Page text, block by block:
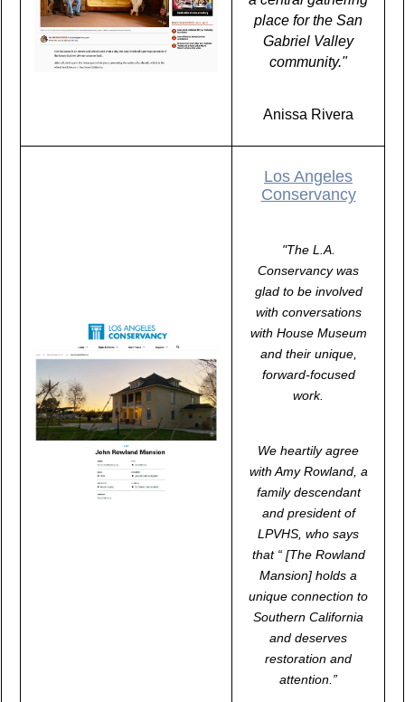
place for the San
Gabriel Valley
community."
Anissa Rivera
Los Angeles
Conservancy
"The L.A.
Conservancy was
glad to be involved
with conversations
with House Museum
and their unique,
forward-focused
work.
We heartily agree
with Amy Rowland, a
family descendant
and president of
LPVHS, who says
that “ [The Rowland
Mansion] holds a
unique connection to
Southern California
and deserves
restoration and
attention.”